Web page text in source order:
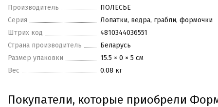
Производитель
ПОЛЕСЬЕ
Серия
Лопатки, ведра, грабли, формочки
Штрих код
4810344036551
Страна производитель
Беларусь
Размер упаковки
15.5 × 0 × 5 см
Вес
0.08 кг
Покупатели, которые приобрели